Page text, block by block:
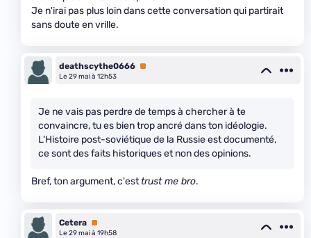
Je n'irai pas plus loin dans cette conversation qui partirait
sans doute en vrille.
deathscythe0666 Premium
Le 29 mai à 12h53
Je ne vais pas perdre de temps à chercher à te
convaincre, tu es bien trop ancré dans ton idéologie.
L'Histoire post-soviétique de la Russie est documenté,
ce sont des faits historiques et non des opinions.
Bref, ton argument, c'esttrust me bro.
Cetera Premium
Le 29 mai à 19h58